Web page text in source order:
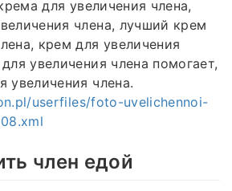
для увеличения члена,
члена, лучший крем
крем для увеличения
увеличения члена помогает,
увеличения члена.
userfiles/foto-uvelichennoi-
член едой